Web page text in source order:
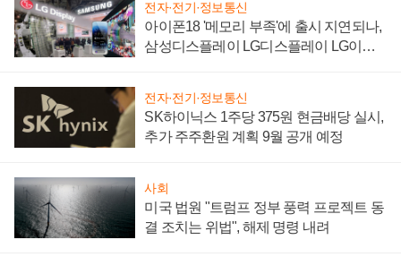
전자·전기·정보통신
아이폰18 '메모리 부족'에 출시 지연되나,
삼성디스플레이 LG디스플레이 LG이노
전자·전기·정보통신
SK하이닉스 1주당 375원 현금배당 실시,
추가 주주환원 계획 9월 공개 예정
사회
미국 법원 "트럼프 정부 풍력 프로젝트 동
결 조치는 위법", 해제 명령 내려